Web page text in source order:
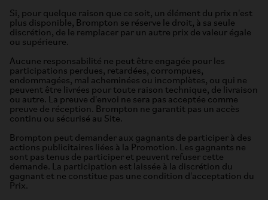
Si, pour quelque raison que ce soit, un élément du prix n'est
plus disponible, Brompton se réserve le droit, à sa seule
discrétion, de le remplacer par un autre prix de valeur égale
ou supérieure.
Aucune responsabilité ne peut être engagée pour les
participations perdues, retardées, corrompues,
endommagées, mal acheminées ou incomplètes, ou qui ne
peuvent être livrées pour toute raison technique, de livraison
ou autre. La preuve d'envoi ne sera pas acceptée comme
preuve de réception. Brompton ne garantit pas un accès
continu ou sécurisé au Site.
Brompton peut demander aux gagnants de participer à des
actions publicitaires liées à la Promotion. Les gagnants ne
sont pas tenus de participer et peuvent refuser cette
demande. La participation est laissée à la discrétion du
gagnant et ne constitue pas une condition d'acceptation du
Prix.